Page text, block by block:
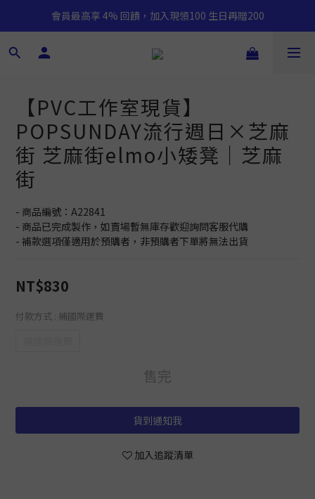
會員最高享 4% 回饋，加入現領100 生日再贈200
【PVC工作室現貨】
POPSUNDAY流行週日×芝麻
街 芝麻街elmo小矮凳｜芝麻
街
- 商品編號：A22841
- 商品已完成製作，如賣場暫無庫存歡迎詢問客服代購
- 補款選項僅適用於預購者，非預購者下單將無法出貨
NT$830
付款方式 : 補國際運費
售完
貨到通知我
加入追蹤清單